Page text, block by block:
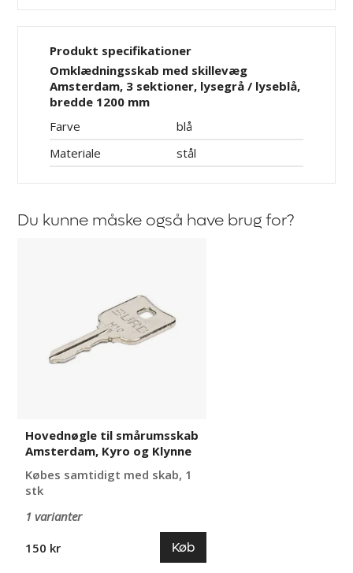
Produkt specifikationer
Omklædningsskab med skillevæg
Amsterdam, 3 sektioner, lysegrå / lyseblå,
bredde 1200 mm
Farve
blå
Materiale
stål
Du kunne måske også have brug for?
Klynne
Hovednøgle til smårumsskab
Amsterdam, Kyro og Klynne
Købes samtidigt med skab, 1
stk
1 varianter
150 kr
Køb